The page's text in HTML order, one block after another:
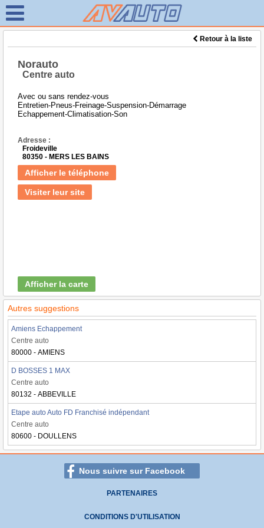
Retour à la liste
Norauto
Centre auto
Avec ou sans rendez-vous
Entretien-Pneus-Freinage-Suspension-Démarrage
Echappement-Climatisation-Son
Adresse :
Froideville
80350 - MERS LES BAINS
Afficher le téléphone
Visiter leur site
Afficher la carte
Autres suggestions
Amiens Echappement
Centre auto
80000 - AMIENS
D BOSSES 1 MAX
Centre auto
80132 - ABBEVILLE
Etape auto Auto FD Franchisé indépendant
Centre auto
80600 - DOULLENS
Nous suivre sur Facebook
PARTENAIRES
CONDITIONS D'UTILISATION